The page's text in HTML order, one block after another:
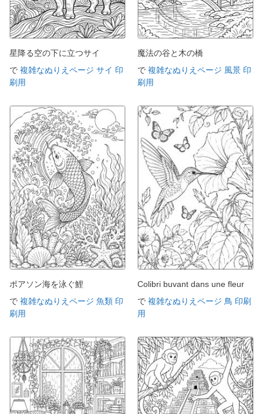
星降る空の下に立つサイ
で 複雑なぬりえページ サイ 印
刷用
魔法の谷と木の橋
で 複雑なぬりえページ 風景 印
刷用
ポアソン海を泳ぐ鯉
で 複雑なぬりえページ 魚類 印
刷用
Colibri buvant dans une fleur
で 複雑なぬりえページ 鳥 印刷
用